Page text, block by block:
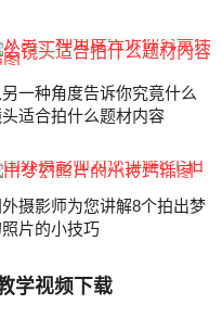
另一种角度告诉你究竟什么
适合拍什么题材内容
外摄影师为您讲解8个拍出梦
照片的小技巧
学视频下载